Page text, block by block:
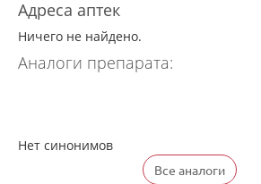
Адреса аптек
Ничего не найдено.
Аналоги препарата:
Нет синонимов
Все аналоги